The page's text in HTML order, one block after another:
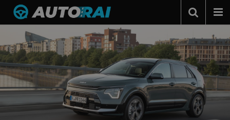
Autonieuws
Podcast
Autotests
Automerken
Adverteren